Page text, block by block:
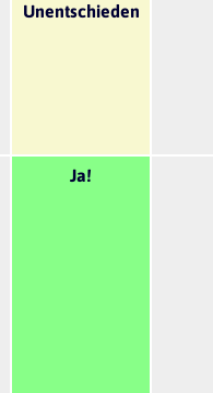
Unentschieden
Ja!